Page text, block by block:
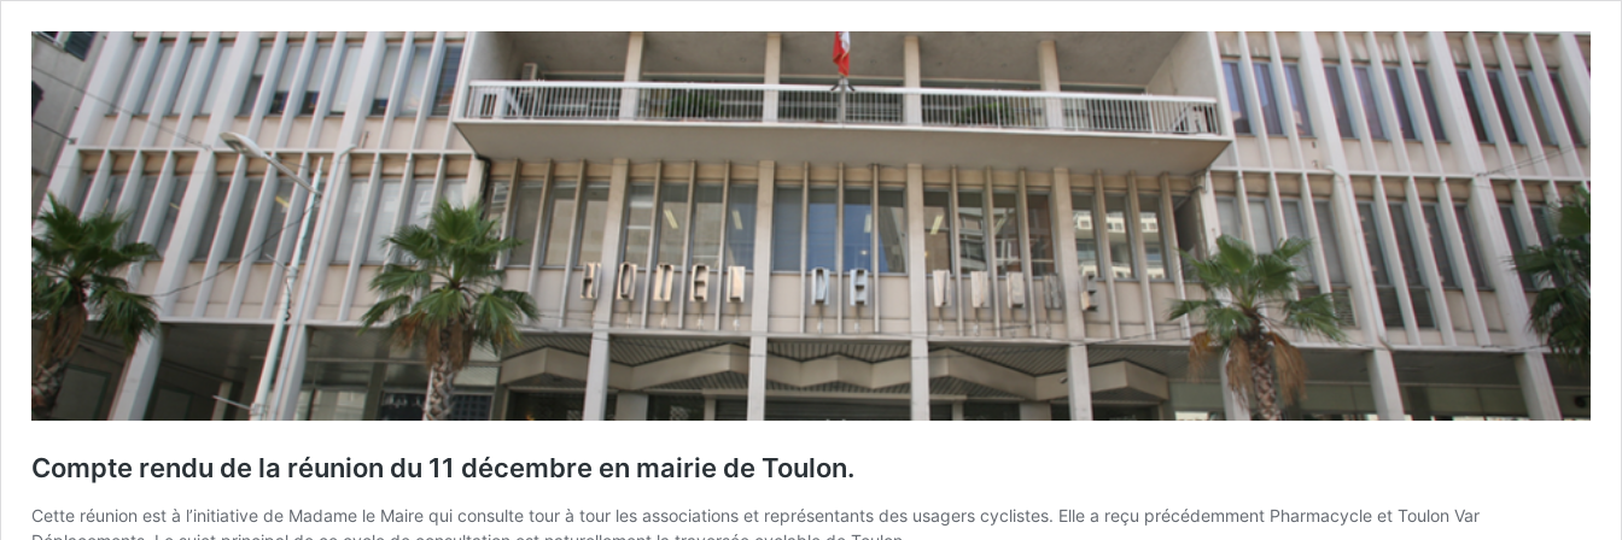
Compte rendu de la réunion du 11 décembre en mairie de Toulon.
Cette réunion est à l’initiative de Madame le Maire qui consulte tour à tour les associations et représentants des usagers cyclistes. Elle a reçu précédemment Pharmacycle et Toulon Var